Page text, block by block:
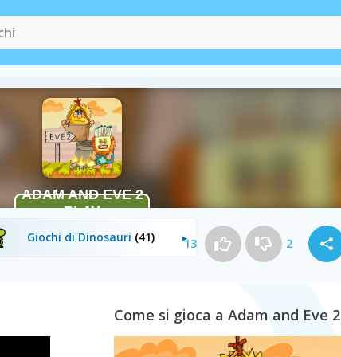
13 2
Giochi di Dinosauri (41)
Come si gioca a Adam and Eve 2